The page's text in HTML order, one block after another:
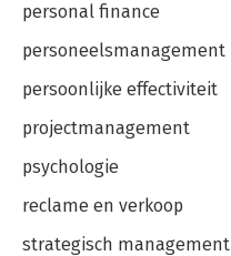
personal finance
personeelsmanagement
persoonlijke effectiviteit
projectmanagement
psychologie
reclame en verkoop
strategisch management